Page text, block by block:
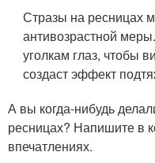
Стразы на ресницах
антивозрастной
уголкам глаз, чтобы
создаст эффект
А вы когда-нибудь
ресницах? Напишите в
впечатлениях.